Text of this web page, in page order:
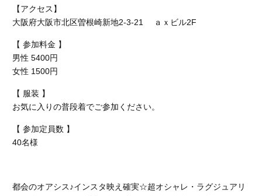
【アクセス】
大阪府大阪市北区曽根崎新地2-3-21 ａｘビル2F
【 参加料金 】
男性 5400円
女性 1500円
【 服装 】
お気に入りの普段着でご参加ください。
【 参加定員数 】
40名様
都会のオアシス♪インスタ映え確実☆超オシャレ・ラグジュアリ